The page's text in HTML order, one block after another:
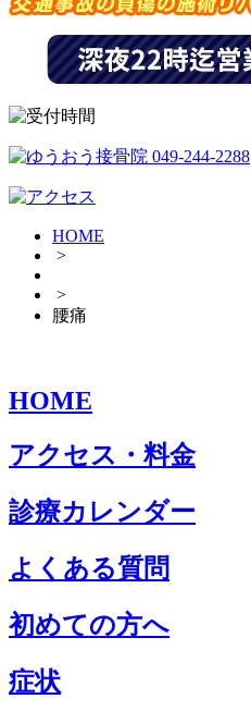
HOME
>
>
腰痛
HOME
アクセス・料金
診療カレンダー
よくある質問
初めての方へ
症状